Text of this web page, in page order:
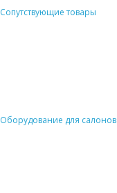
Сопутствующие товары
Оборудование для салонов